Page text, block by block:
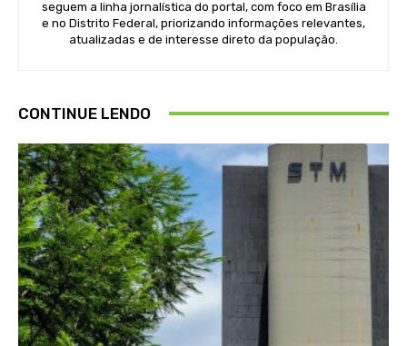
seguem a linha jornalística do portal, com foco em Brasília
e no Distrito Federal, priorizando informações relevantes,
atualizadas e de interesse direto da população.
CONTINUE LENDO